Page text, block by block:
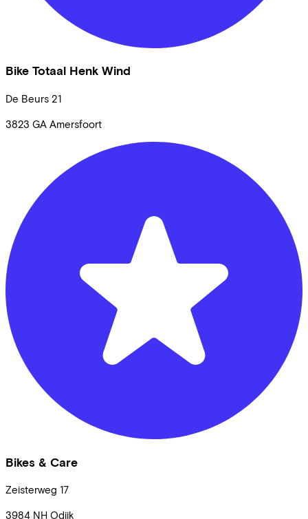
Bike Totaal Henk Wind
De Beurs 21
3823 GA Amersfoort
Bikes & Care
Zeisterweg 17
3984 NH Odijk